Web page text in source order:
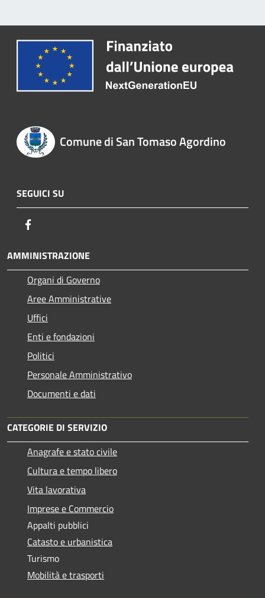
Comune di San Tomaso Agordino
SEGUICI SU
AMMINISTRAZIONE
Organi di Governo
Aree Amministrative
Uffici
Enti e fondazioni
Politici
Personale Amministrativo
Documenti e dati
CATEGORIE DI SERVIZIO
Anagrafe e stato civile
Cultura e tempo libero
Vita lavorativa
Imprese e Commercio
Appalti pubblici
Catasto e urbanistica
Turismo
Mobilità e trasporti